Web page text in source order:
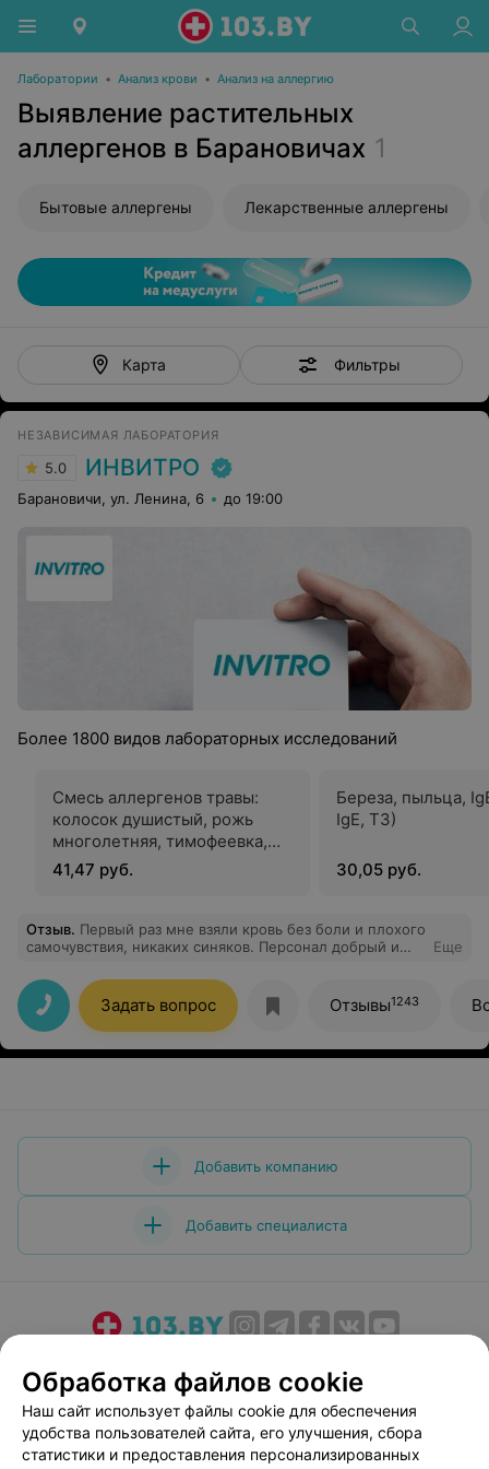
Лаборатории • Анализ крови • Анализ на аллергию
Выявление растительных
аллергенов в Барановичах 1
Бытовые аллергены Лекарственные аллергены
Карта Фильтры
НЕЗАВИСИМАЯ ЛАБОРАТОРИЯ
5.0 ИНВИТРО
Барановичи, ул. Ленина, 6 до 19:00
Более 1800 видов лабораторных исследований
Смесь аллергенов травы:
колосок душистый, рожь
многолетняя, тимофеевка,
рожь культивированная,
бухарник шерстистый, IgE
41,47 руб.
Береза, пыльца,
IgE, Т3)
30,05 руб.
Отзыв. Первый раз мне взяли кровь без боли и плохого
самочувствия, никаких синяков. Персонал добрый и
день раньше).Высокий уровень обслуживания,
рекомендую.Когда результаты были готовы пришло
смс, а так же результаты можно посмотреть в
электронном виде.
Еще
Задать вопрос Отзывы1243
Добавить компанию
Добавить специалиста
Медицинский маркетинг
Публичный договор
Пользовательское соглашение
Способы оплаты
Вакансии
Партнеры
Обработка файлов cookie
Наш сайт использует файлы cookie для обеспечения
удобства пользователей сайта, его улучшения, сбора
статистики и предоставления персонализированных